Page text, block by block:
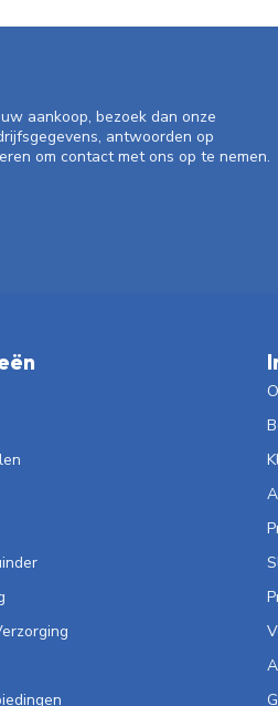
aankoop, bezoek dan onze
antwoorden op
om contact met ons op te nemen.